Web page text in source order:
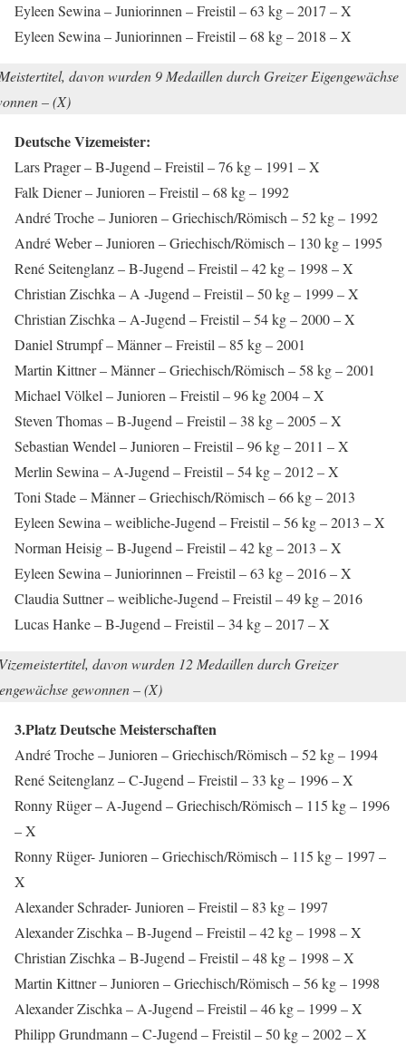
Eyleen Sewina – Juniorinnen – Freistil – 63 kg – 2017 – X
Eyleen Sewina – Juniorinnen – Freistil – 68 kg – 2018 – X
davon wurden 9 Medaillen durch Greizer Eigengewächse
– (X)
Deutsche Vizemeister:
Lars Prager – B-Jugend – Freistil – 76 kg – 1991 – X
Falk Diener – Junioren – Freistil – 68 kg – 1992
André Troche – Junioren – Griechisch/Römisch – 52 kg – 1992
André Weber – Junioren – Griechisch/Römisch – 130 kg – 1995
René Seitenglanz – B-Jugend – Freistil – 42 kg – 1998 – X
Christian Zischka – A -Jugend – Freistil – 50 kg – 1999 – X
Christian Zischka – A-Jugend – Freistil – 54 kg – 2000 – X
Daniel Strumpf – Männer – Freistil – 85 kg – 2001
Martin Kittner – Männer – Griechisch/Römisch – 58 kg – 2001
Michael Völkel – Junioren – Freistil – 96 kg 2004 – X
Steven Thomas – B-Jugend – Freistil – 38 kg – 2005 – X
Sebastian Wendel – Junioren – Freistil – 96 kg – 2011 – X
Merlin Sewina – A-Jugend – Freistil – 54 kg – 2012 – X
Toni Stade – Männer – Griechisch/Römisch – 66 kg – 2013
Eyleen Sewina – weibliche-Jugend – Freistil – 56 kg – 2013 – X
Norman Heisig – B-Jugend – Freistil – 42 kg – 2013 – X
Eyleen Sewina – Juniorinnen – Freistil – 63 kg – 2016 – X
Claudia Suttner – weibliche-Jugend – Freistil – 49 kg – 2016
Lucas Hanke – B-Jugend – Freistil – 34 kg – 2017 – X
davon wurden 12 Medaillen durch Greizer
gewonnen – (X)
3.Platz Deutsche Meisterschaften
André Troche – Junioren – Griechisch/Römisch – 52 kg – 1994
René Seitenglanz – C-Jugend – Freistil – 33 kg – 1996 – X
Ronny Rüger – A-Jugend – Griechisch/Römisch – 115 kg – 1996
– X
Ronny Rüger- Junioren – Griechisch/Römisch – 115 kg – 1997 –
X
Alexander Schrader- Junioren – Freistil – 83 kg – 1997
Alexander Zischka – B-Jugend – Freistil – 42 kg – 1998 – X
Christian Zischka – B-Jugend – Freistil – 48 kg – 1998 – X
Martin Kittner – Junioren – Griechisch/Römisch – 56 kg – 1998
Alexander Zischka – A-Jugend – Freistil – 46 kg – 1999 – X
Philipp Grundmann – C-Jugend – Freistil – 50 kg – 2002 – X